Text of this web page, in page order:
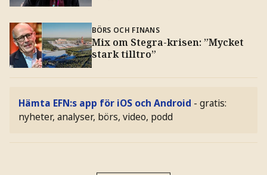
BÖRS OCH FINANS
Mix om Stegra-krisen: ”Mycket
stark tilltro”
Hämta EFN:s app för iOS och Android - gratis:
nyheter, analyser, börs, video, podd